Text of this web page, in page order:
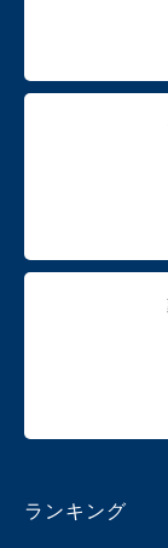
ランキング